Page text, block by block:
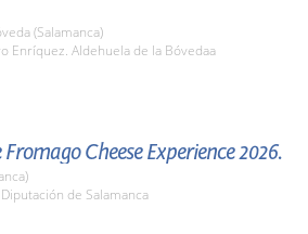
(Salamanca)
Enríquez. Aldehuela de la Bóvedaa
Cheese Experience 2026.
de Salamanca